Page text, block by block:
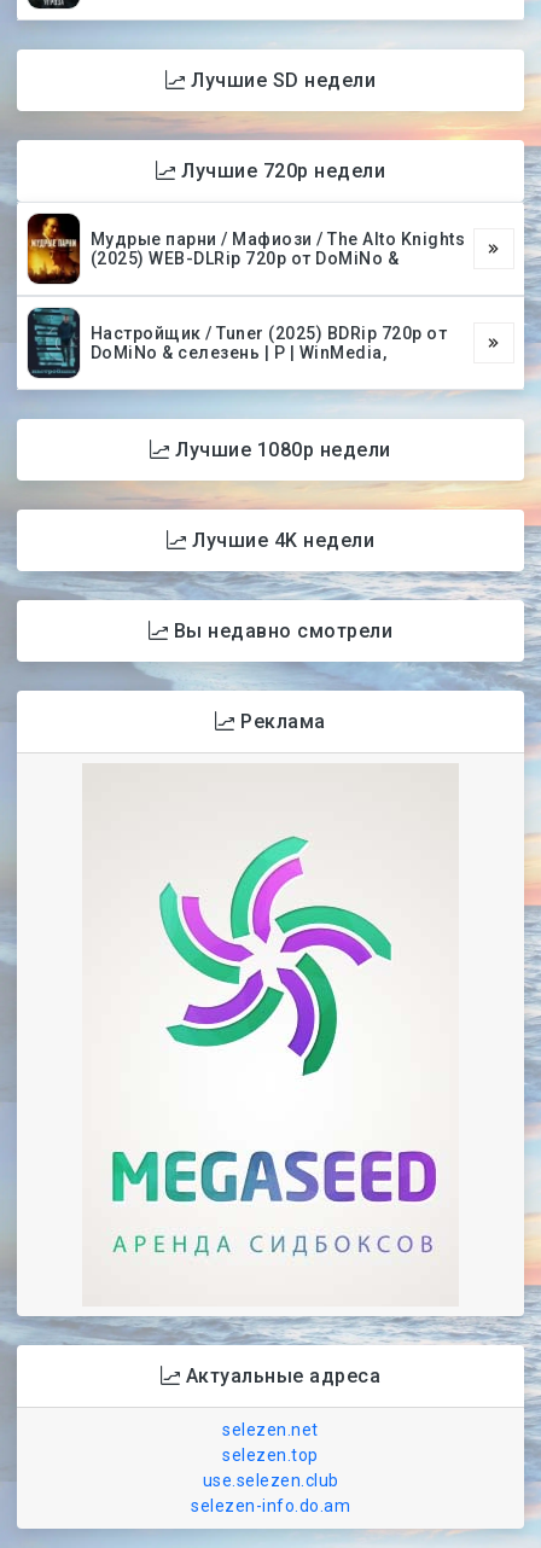
Лучшие SD недели
Лучшие 720p недели
Мудрые парни / Мафиози / The Alto Knights
(2025) WEB-DLRip 720p от DoMiNo &
Настройщик / Tuner (2025) BDRip 720p от
DoMiNo & селезень | P | WinMedia,
Лучшие 1080p недели
Лучшие 4K недели
Вы недавно смотрели
Реклама
Актуальные адреса
selezen.net
selezen.top
use.selezen.club
selezen-info.do.am